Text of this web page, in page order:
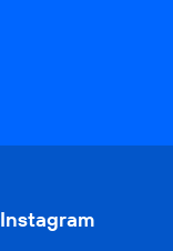
Instagram